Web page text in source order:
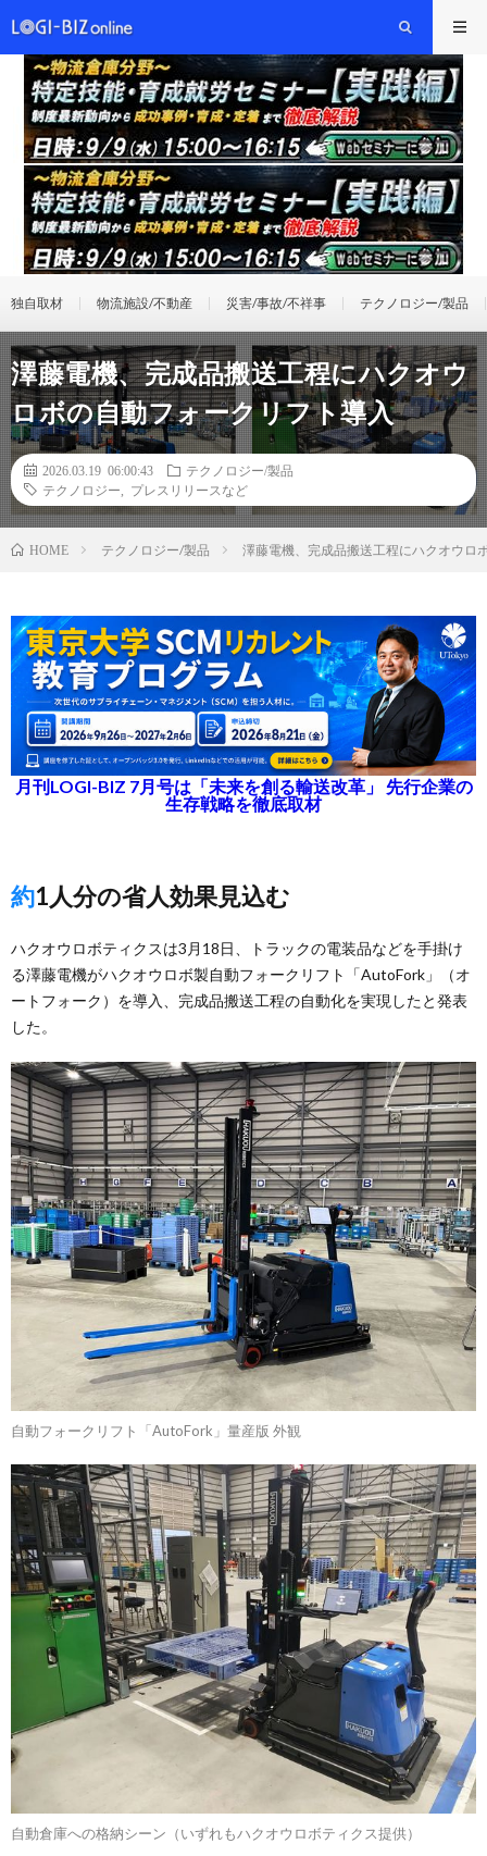
独自取材 物流施設/不動産 災害/事故/不祥事 テクノロジー/製品
澤藤電機、完成品搬送工程にハクオウ
ロボの自動フォークリフト導入
2026.03.19 06:00:43
テクノロジー/製品
テクノロジー
プレスリリースなど
HOME テクノロジー/製品 澤藤電機、完成品搬送工程にハクオウロ
月刊LOGI-BIZ 7月号は「未来を創る輸送改革」 先行企業の
生存戦略を徹底取材
約1人分の省人効果見込む
ハクオウロボティクスは3月18日、トラックの電装品などを手掛け
る澤藤電機がハクオウロボ製自動フォークリフト「AutoFork」（オ
ートフォーク）を導入、完成品搬送工程の自動化を実現したと発表
した。
自動フォークリフト「AutoFork」量産版 外観
自動倉庫への格納シーン（いずれもハクオウロボティクス提供）